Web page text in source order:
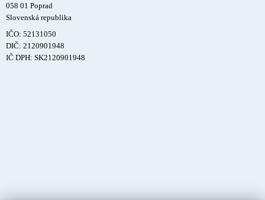
058 01 Poprad
Slovenská republika
IČO: 52131050
DIČ: 2120901948
IČ DPH: SK2120901948